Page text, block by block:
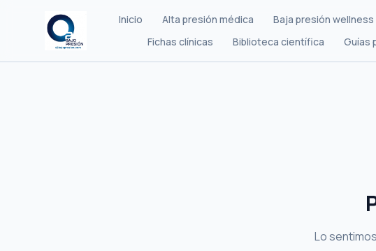
Inicio Alta presión médica Baja presión wellness
Fichas clínicas
Biblioteca científica Guías
Lo